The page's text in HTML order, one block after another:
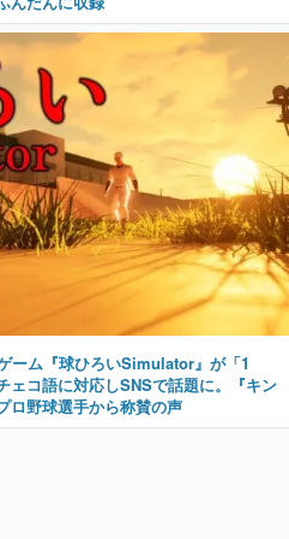
ーム『球ひろいSimulator』が「1
ェコ語に対応しSNSで話題に。『キン
ロ野球選手から称賛の声